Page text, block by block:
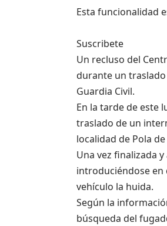
Esta funcionalidad
Suscribete
Un recluso del
durante un
Guardia Civil.
En la tarde de este
traslado de un
localidad de Pola de
Una vez finalizada
introduciéndose en
vehículo la huida.
Según la
búsqueda del